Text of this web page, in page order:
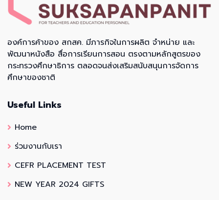
องค์การค้าของ สกสค. มีภารกิจในการผลิต จำหน่าย และ
พัฒนาหนังสือ สื่อการเรียนการสอน ตรงตามหลักสูตรของ
กระทรวงศึกษาธิการ ตลอดจนส่งเสริมสนับสนุนการจัดการ
ศึกษาของชาติ
Useful Links
Home
ร่วมงานกับเรา
CEFR PLACEMENT TEST
NEW YEAR 2024 GIFTS